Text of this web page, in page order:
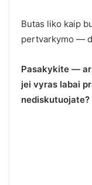
Butas liko kaip
pertvarkymo —
Pasakykite —
jei vyras labai
nediskutuojate?